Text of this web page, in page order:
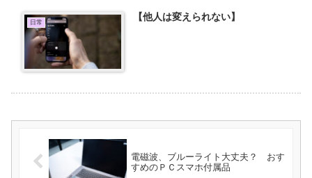
日常 【他人は変えられない】
電磁波、ブルーライト大丈夫？ おす
すめのＰＣスマホ付属品